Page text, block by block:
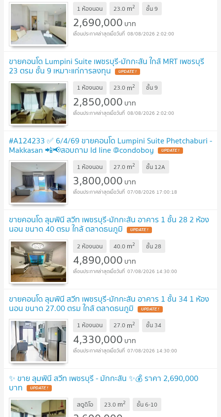
1 ห้องนอน 23.0 m2 ชั้น9
2,690,000 บาท
08/08/2026 2:02:00
ขายคอนโด Lumpini Suite เพชรบุรี-มักกะสัน ใกล้ MRT เพชรบุรี
23 ตรม ชั้น 9 เหมาะแก่การลงทุน
1 ห้องนอน 23.0 m2 ชั้น9
2,850,000 บาท
08/08/2026 2:02:00
#A124233 ✅ 6/4/69 ขายคอนโด Lumpini Suite Phetchaburi -
Makkasan 📲📢สอบถาม ld line @condoboy
1 ห้องนอน 27.0 m2 ชั้น 12A
3,800,000 บาท
07/08/2026 17:00:18
ขายคอนโด ลุมพินี สวีท เพชรบุรี-มักกะสัน อาคาร 1 ชั้น 28 2 ห้อง
นอน ขนาด 40 ตรม ใกล้ ตลาดธนภูมิ
2 ห้องนอน 40.0 m2 ชั้น28
4,890,000 บาท
07/08/2026 14:30:00
ขายคอนโด ลุมพินี สวีท เพชรบุรี-มักกะสัน อาคาร 1 ชั้น 34 1 ห้อง
นอน ขนาด 27.00 ตรม ใกล้ ตลาดธนภูมิ
1 ห้องนอน 27.0 m2 ชั้น 34
4,330,000 บาท
07/08/2026 14:30:00
✨ ขาย ลุมพินี สวีท เพชรบุรี - มักกะสัน ✨💰 ราคา 2,690,000
บาท
สตูดิโอ 23.0 m2 ชั้น6-10